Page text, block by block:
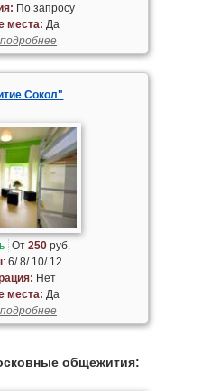
По запросу
места: Да
подробнее
Сокол"
От250 руб.
: 6/ 8/ 10/ 12
Нет
места: Да
подробнее
общежития: